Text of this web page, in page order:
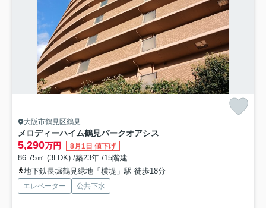
大阪市鶴見区鶴見
メロディーハイム鶴見パークオアシス
5,290万円 8月1日 値下げ
86.75㎡ (3LDK) /築23年 /15階建
地下鉄長堀鶴見緑地「横堤」駅 徒歩18分
エレベーター 公共下水